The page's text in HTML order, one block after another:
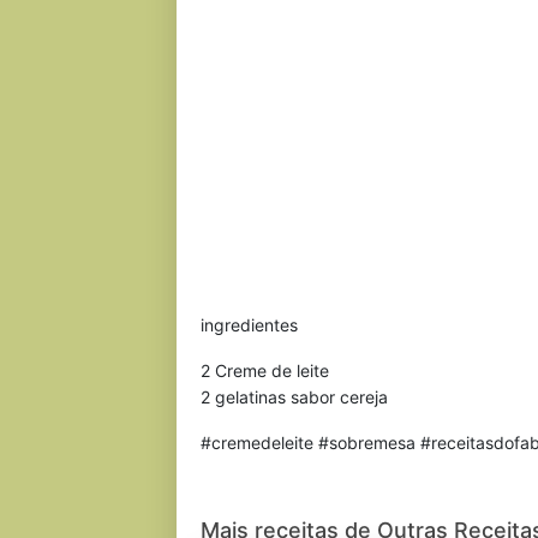
ingredientes
2 Creme de leite
2 gelatinas sabor cereja
#cremedeleite #sobremesa
Mais receitas de Outras